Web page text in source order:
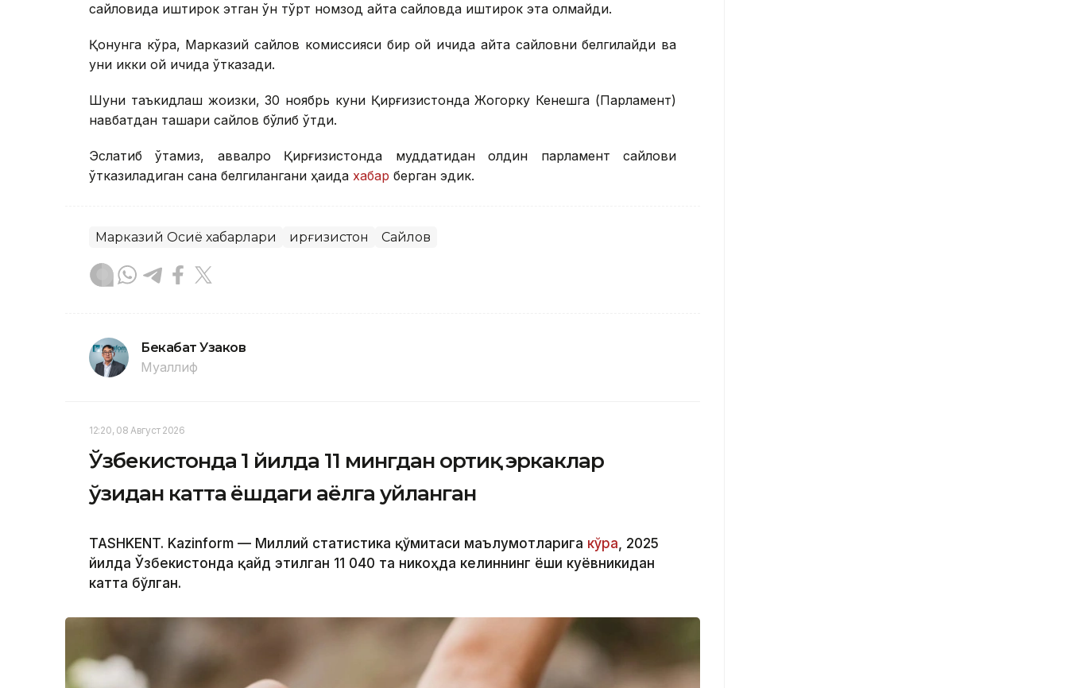
сайловида иштирок этган ўн тўрт номзод қайта сайловда иштирок эта олмайди.
Қонунга кўра, Марказий сайлов комиссияси бир ой ичида қайта сайловни белгилайди ва
уни икки ой ичида ўтказади.
Шуни таъкидлаш жоизки, 30 ноябрь куни Қирғизистонда Жогорку Кенешга (Парламент)
навбатдан ташқари сайлов бўлиб ўтди.
Эслатиб ўтамиз, аввалроқ Қирғизистонда муддатидан олдин парламент сайлови
ўтказиладиган сана белгилангани ҳақида хабар берган эдик.
Марказий Осиё хабарлари Қирғизистон Сайлов
Бекабат Узаков
Муаллиф
12:20, 08 Август 2026
Ўзбекистонда 1 йилда 11 мингдан ортиқ эркаклар
ўзидан катта ёшдаги аёлга уйланган
TASHKENT. Kazinform — Миллий статистика қўмитаси маълумотларига кўра, 2025
йилда Ўзбекистонда қайд этилган 11 040 та никоҳда келиннинг ёши куёвникидан
катта бўлган.